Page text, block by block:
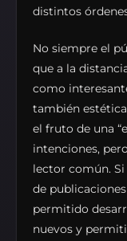
distintos
No siempre el
que a la
como
también
el fruto de una
intenciones,
lector común.
de
permitido
nuevos y